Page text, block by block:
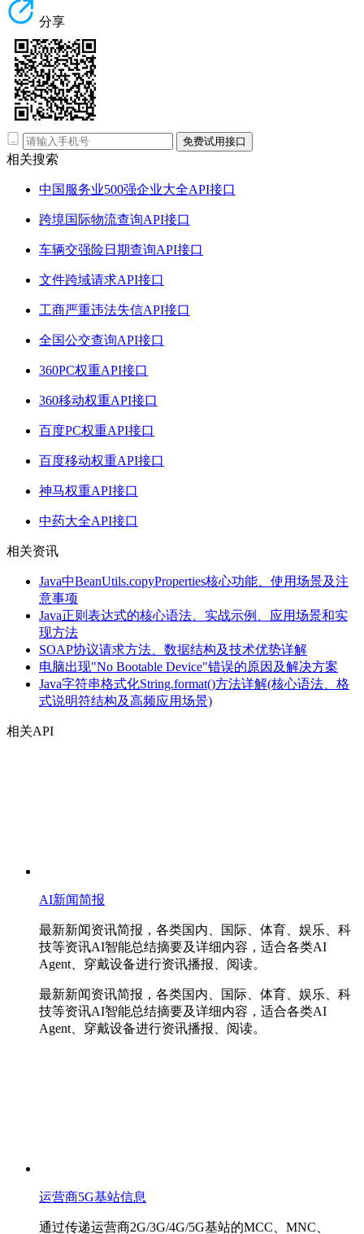
分享
免费试用接口
相关搜索
中国服务业500强企业大全API接口
跨境国际物流查询API接口
车辆交强险日期查询API接口
文件跨域请求API接口
工商严重违法失信API接口
全国公交查询API接口
360PC权重API接口
360移动权重API接口
百度PC权重API接口
百度移动权重API接口
神马权重API接口
中药大全API接口
相关资讯
Java中BeanUtils.copyProperties核心功能、使用场景及注
意事项
Java正则表达式的核心语法、实战示例、应用场景和实
现方法
SOAP协议请求方法、数据结构及技术优势详解
电脑出现"No Bootable Device"错误的原因及解决方案
Java字符串格式化String.format()方法详解(核心语法、格
式说明符结构及高频应用场景)
相关API
AI新闻简报
最新新闻资讯简报，各类国内、国际、体育、娱乐、科
技等资讯AI智能总结摘要及详细内容，适合各类AI
Agent、穿戴设备进行资讯播报、阅读。
最新新闻资讯简报，各类国内、国际、体育、娱乐、科
技等资讯AI智能总结摘要及详细内容，适合各类AI
Agent、穿戴设备进行资讯播报、阅读。
运营商5G基站信息
通过传递运营商2G/3G/4G/5G基站的MCC、MNC、